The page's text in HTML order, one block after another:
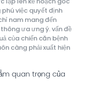
việc quyết định
nam mang đến
ưa ưng ý. vấn đề
của chiến căn bệnh
càng phải xuất hiện
quan trọng của